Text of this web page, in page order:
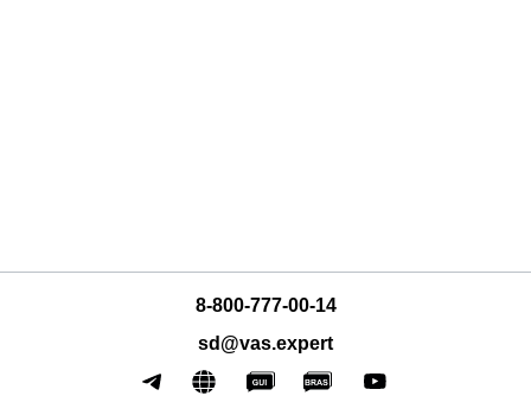
8-800-777-00-14
sd@vas.expert